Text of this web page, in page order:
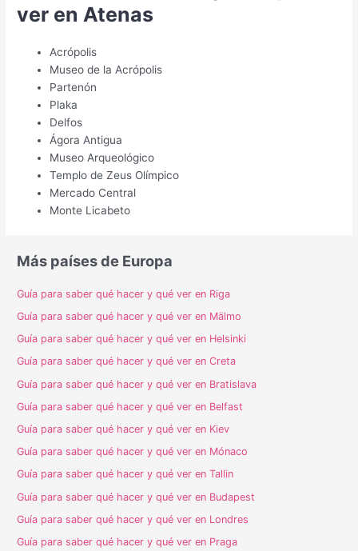
ver en Atenas
Acrópolis
Museo de la Acrópolis
Partenón
Plaka
Delfos
Ágora Antigua
Museo Arqueológico
Templo de Zeus Olímpico
Mercado Central
Monte Licabeto
Más países de Europa
Guía para saber qué hacer y qué ver en Riga
Guía para saber qué hacer y qué ver en Mälmo
Guía para saber qué hacer y qué ver en Helsinki
Guía para saber qué hacer y qué ver en Creta
Guía para saber qué hacer y qué ver en Bratislava
Guía para saber qué hacer y qué ver en Belfast
Guía para saber qué hacer y qué ver en Kiev
Guía para saber qué hacer y qué ver en Mónaco
Guía para saber qué hacer y qué ver en Tallin
Guía para saber qué hacer y qué ver en Budapest
Guía para saber qué hacer y qué ver en Londres
Guía para saber qué hacer y qué ver en Praga